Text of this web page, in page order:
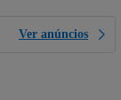
Ver anúncios